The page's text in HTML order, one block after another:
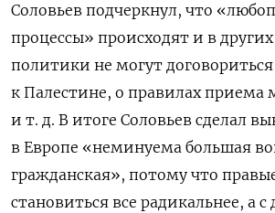
Соловьев подчеркнул, что
процессы» происходят и в других
политики не могут
к Палестине, о правилах приема
и т. д. В итоге Соловьев сделал
в Европе «неминуема большая
гражданская», потому что
становиться все радикальнее, а